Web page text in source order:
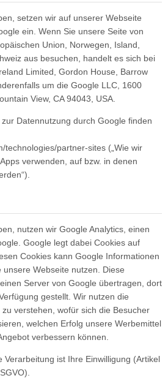
setzen wir auf unserer Webseite
ein. Wenn Sie unsere Seite von
Union, Norwegen, Island,
aus besuchen, handelt es sich bei
Limited, Gordon House, Barrow
um die Google LLC, 1600
View, CA 94043, USA.
Datennutzung durch Google finden
technologies/partner-sites („Wie wir
verwenden, auf bzw. in denen
nutzen wir Google Analytics, einen
Google legt dabei Cookies auf
Cookies kann Google Informationen
Webseite nutzen. Diese
Server von Google übertragen, dort
gestellt. Wir nutzen die
verstehen, wofür sich die Besucher
welchen Erfolg unsere Werbemittel
verbessern können.
Verarbeitung ist Ihre Einwilligung (Artikel